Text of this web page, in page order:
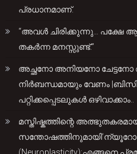
പ്രധാനമാണ്.
“അവൾ ചിരിക്കുന്നു… പക്ഷേ ആ
തകർന്ന മനസ്സുണ്ട്.”
അച്ഛനോ അനിയനോ ചേട്ടനോ
നിർബന്ധമായും വേണം
പറ്റിക്കപ്പെടലുകൾ ഒഴിവാക്കാം..
മസ്തിഷ്കത്തിന്റെ